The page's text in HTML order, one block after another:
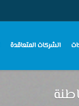
الشركات المتعاقدة